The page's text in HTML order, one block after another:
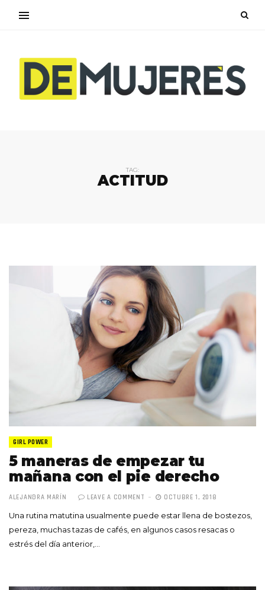
TAG:
ACTITUD
GIRL POWER
5 maneras de empezar tu
mañana con el pie derecho
ALEJANDRA MARÍN LEAVE A COMMENT OCTUBRE 1, 2018
Una rutina matutina usualmente puede estar llena de bostezos,
pereza, muchas tazas de cafés, en algunos casos resacas o
estrés del día anterior,…